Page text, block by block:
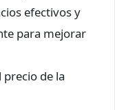
efectivos y
para mejorar
de la